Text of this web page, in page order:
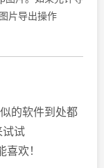
片导出操作
的软件到处都
试试
欢！